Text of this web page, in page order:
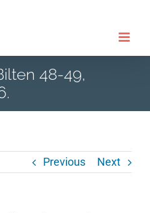
48-49,
Previous Next